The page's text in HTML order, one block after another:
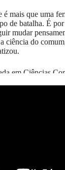
é mais que uma
de batalha. É
mudar
ciência do
em Ciências
cursista da 4ª
enriquecedora e
mulheres negras
é que elas
revolução e qual